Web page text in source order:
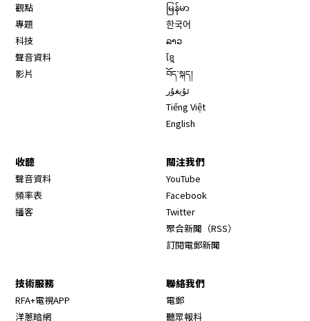
觀點
專題
科技
聲音資料
影片
မြန်မာ
한국어
ລາວ
ខ្មែ
བོད་སྐད།
ئۇيغۇر
Tiếng Việt
English
收聽
聲音資料
頻率表
播客
關注我們
YouTube
Facebook
Twitter
聚合新聞（RSS）
訂閱電郵新聞
技術服務
RFA+電視APP
洋蔥暗網
聯絡我們
電郵
聽眾報料